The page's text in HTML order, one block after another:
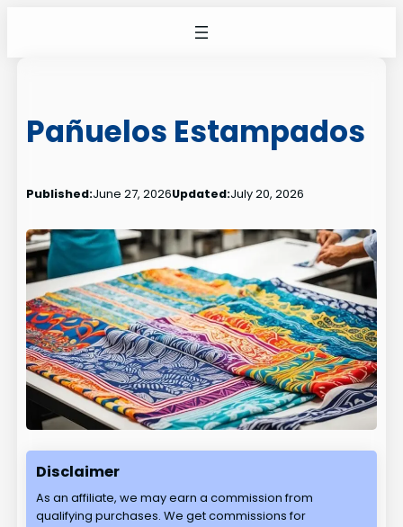
Pañuelos Estampados
Published:June 27, 2026Updated:July 20, 2026
Disclaimer
As an affiliate, we may earn a commission from
qualifying purchases. We get commissions for